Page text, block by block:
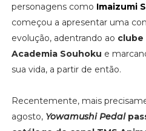
personagens como Imaizumi
começou a apresentar uma
evolução, adentrando ao clube
Academia Souhoku e
sua vida, a partir de então.
Recentemente, mais
agosto, Yowamushi Pedal